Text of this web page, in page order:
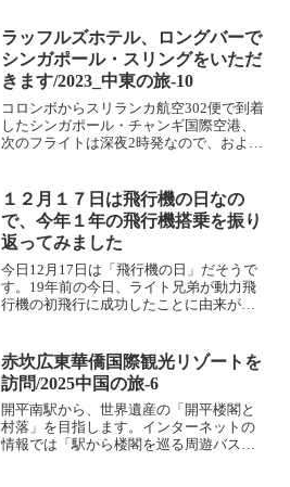
ラッフルズホテル、ロングバーで
シンガポール・スリングをいただ
きます/2023_中東の旅-10
コロンボからスリランカ航空302便で到着
したシンガポール・チャンギ国際空港、
次のフライトは深夜2時発なので、およそ
くることができるので、トランジット時
間を使ってシン...
１２月１７日は飛行機の日なの
で、今年１年の飛行機搭乗を振り
返ってみました
今日12月17日は「飛行機の日」だそうで
す。19年前の今日、ライト兄弟が動力飛
行機の初飛行に成功したことに由来があ
ます。2022年の飛行機搭乗回数は日本国
内線 全日...
赤坎広東華僑国際観光リゾートを
訪問/2025中国の旅-6
開平南駅から、世界遺産の「開平楼閣と
村落」を目指します。インターネットの
情報では「駅から楼閣を巡る周遊バスが